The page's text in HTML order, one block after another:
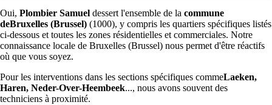
Oui, Plombier Samuel dessert l'ensemble de la commune
deBruxelles (Brussel) (1000), y compris les quartiers spécifiques listés
ci-dessous et toutes les zones résidentielles et commerciales. Notre
connaissance locale de Bruxelles (Brussel) nous permet d'être réactifs
où que vous soyez.
Pour les interventions dans les sections spécifiques commeLaeken,
Haren, Neder-Over-Heembeek..., nous avons souvent des
techniciens à proximité.